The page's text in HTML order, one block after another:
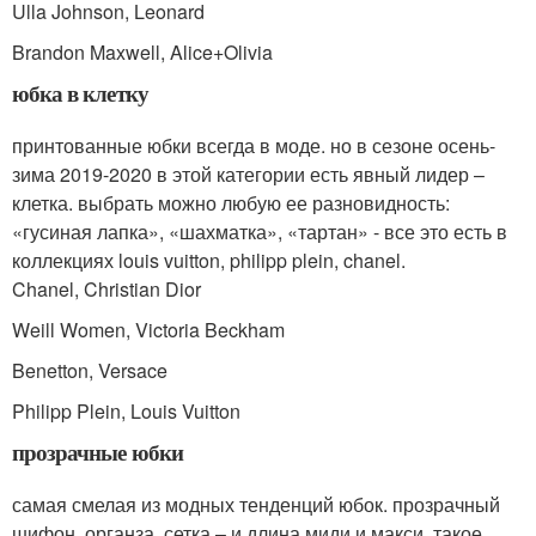
Ulla Johnson, Leonard
Brandon Maxwell, Alice+Olivia
юбка в клетку
принтованные юбки всегда в моде. но в сезоне осень-
зима 2019-2020 в этой категории есть явный лидер –
клетка. выбрать можно любую ее разновидность:
«гусиная лапка», «шахматка», «тартан» - все это есть в
коллекциях louis vuitton, philipp plein, chanel.
Chanel, Christian Dior
Weill Women, Victoria Beckham
Benetton, Versace
Philipp Plein, Louis Vuitton
прозрачные юбки
самая смелая из модных тенденций юбок. прозрачный